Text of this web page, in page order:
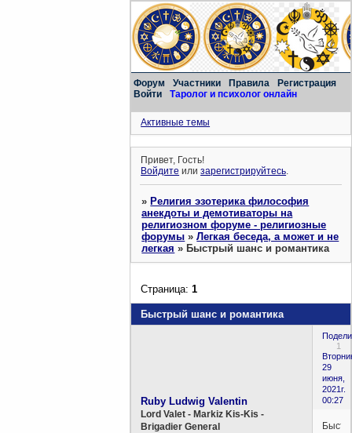
Форум Участники Правила
Регистрация
Войти
Таролог и психолог онлайн
Активные темы
Привет, Гость!
Войдите илизарегистрируйтесь.
»Религия эзотерика философия
анекдоты и демотиваторы на
религиозном форуме - религиозные
форумы »Легкая беседа, а может и не
легкая »Быстрый шанс и романтика
Быстрый шанс и романтика
Страница:1
1
29
июня,
2021г.
00:27
Ruby Ludwig Valentin
Lord Valet - Markiz Kis-Kis -
Brigadier General